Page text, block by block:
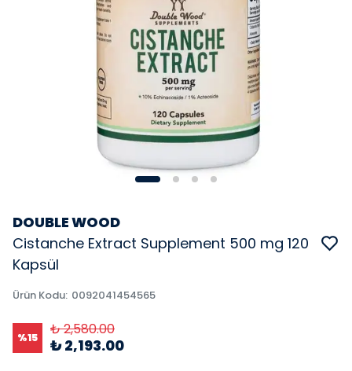
DOUBLE WOOD
Cistanche Extract Supplement 500 mg 120
Kapsül
Ürün Kodu: 0092041454565
%15 ₺ 2,580.00
₺ 2,193.00